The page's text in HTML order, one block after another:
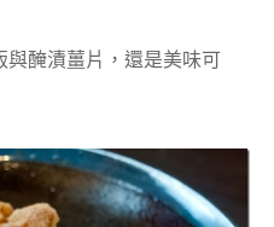
與醃漬薑片，還是美味可